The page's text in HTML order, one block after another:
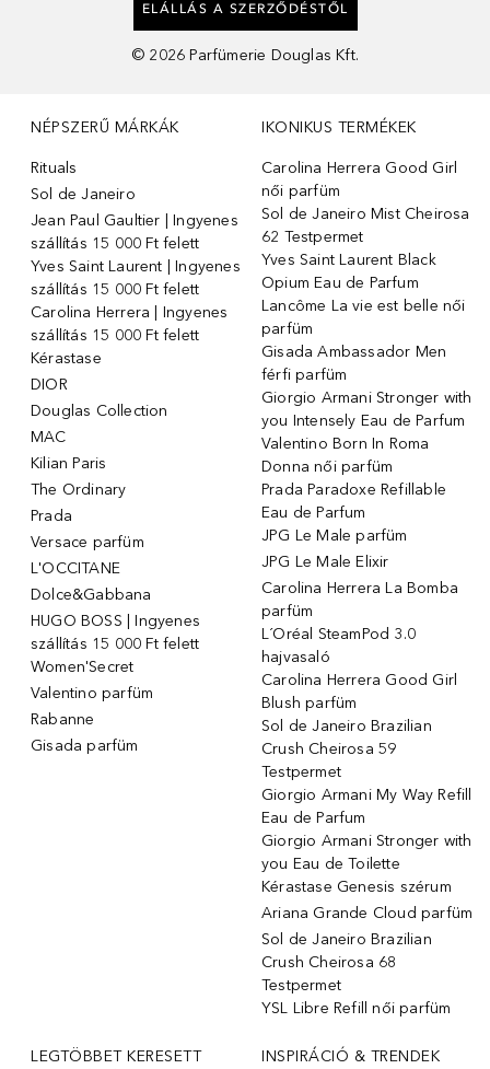
ELÁLLÁS A SZERZŐDÉSTŐL
© 2026 Parfümerie Douglas Kft.
NÉPSZERŰ MÁRKÁK
Rituals
Sol de Janeiro
Jean Paul Gaultier | Ingyenes
szállítás 15 000 Ft felett
Yves Saint Laurent | Ingyenes
szállítás 15 000 Ft felett
Carolina Herrera | Ingyenes
szállítás 15 000 Ft felett
Kérastase
DIOR
Douglas Collection
MAC
Kilian Paris
The Ordinary
Prada
Versace parfüm
L'OCCITANE
Dolce&Gabbana
HUGO BOSS | Ingyenes
szállítás 15 000 Ft felett
Women'Secret
Valentino parfüm
Rabanne
Gisada parfüm
IKONIKUS TERMÉKEK
Carolina Herrera Good Girl
női parfüm
Sol de Janeiro Mist Cheirosa
62 Testpermet
Yves Saint Laurent Black
Opium Eau de Parfum
Lancôme La vie est belle női
parfüm
Gisada Ambassador Men
férfi parfüm
Giorgio Armani Stronger with
you Intensely Eau de Parfum
Valentino Born In Roma
Donna női parfüm
Prada Paradoxe Refillable
Eau de Parfum
JPG Le Male parfüm
JPG Le Male Elixir
Carolina Herrera La Bomba
parfüm
L´Oréal SteamPod 3.0
hajvasaló
Carolina Herrera Good Girl
Blush parfüm
Sol de Janeiro Brazilian
Crush Cheirosa 59
Testpermet
Giorgio Armani My Way Refill
Eau de Parfum
Giorgio Armani Stronger with
you Eau de Toilette
Kérastase Genesis szérum
Ariana Grande Cloud parfüm
Sol de Janeiro Brazilian
Crush Cheirosa 68
Testpermet
YSL Libre Refill női parfüm
LEGTÖBBET KERESETT
INSPIRÁCIÓ & TRENDEK